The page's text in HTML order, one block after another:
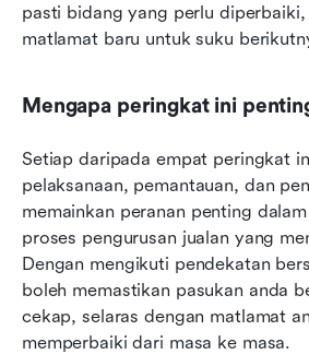
pasti bidang yang perlu
matlamat baru untuk suku
Mengapa peringkat ini
Setiap daripada empat peringkat
pelaksanaan, pemantauan, dan
memainkan peranan penting
proses pengurusan jualan yang
Dengan mengikuti pendekatan
boleh memastikan pasukan anda
cekap, selaras dengan matlamat
memperbaiki dari masa ke masa.